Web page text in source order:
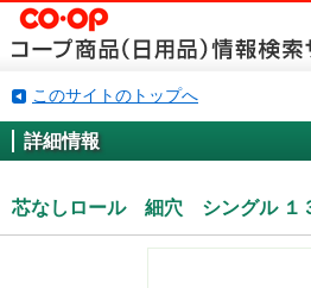
このサイトのトップへ
詳細情報
芯なしロール 細穴 シングル １